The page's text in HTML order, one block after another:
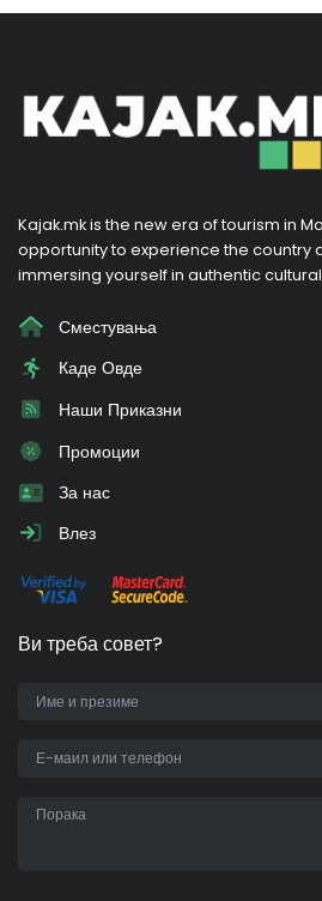
Kajak.mk is the new era of tourism in
opportunity to experience the country
immersing yourself in authentic
Сместувања
Каде Овде
Наши Приказни
Промоции
За нас
Влез
Ви треба совет?